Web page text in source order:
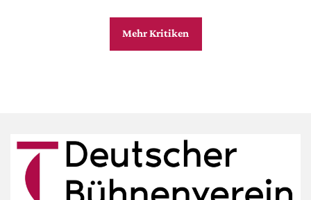
Mehr Kritiken